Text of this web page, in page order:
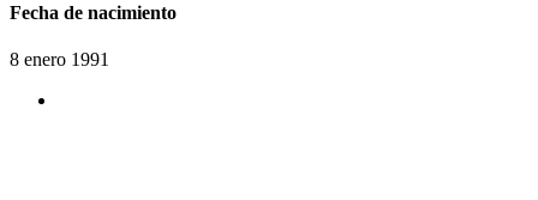
Fecha de nacimiento
8 enero 1991